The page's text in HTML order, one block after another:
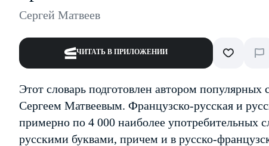
Сергей Матвеев
ЧИТАТЬ В ПРИЛОЖЕНИИ
Этот словарь подготовлен автором
Сергеем Матвеевым. Французско-русская и
примерно по 4 000 наиболее употребительных
русскими буквами, причем и в русско-